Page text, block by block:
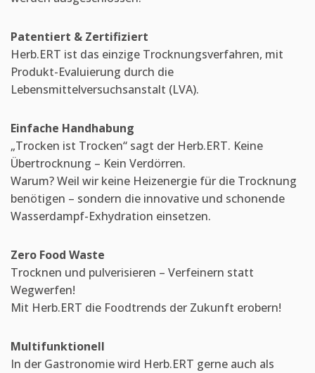
Patentiert & Zertifiziert
Herb.ERT ist das einzige Trocknungsverfahren, mit
Produkt-Evaluierung durch die
Lebensmittelversuchsanstalt (LVA).
Einfache Handhabung
„Trocken ist Trocken“ sagt der Herb.ERT. Keine
Übertrocknung – Kein Verdörren.
Warum? Weil wir keine Heizenergie für die Trocknung
benötigen – sondern die innovative und schonende
Wasserdampf-Exhydration einsetzen.
Zero Food Waste
Trocknen und pulverisieren – Verfeinern statt
Wegwerfen!
Mit Herb.ERT die Foodtrends der Zukunft erobern!
Multifunktionell
In der Gastronomie wird Herb.ERT gerne auch als